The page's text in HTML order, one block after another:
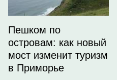
Пешком по
островам: как новый
мост изменит туризм
в Приморье